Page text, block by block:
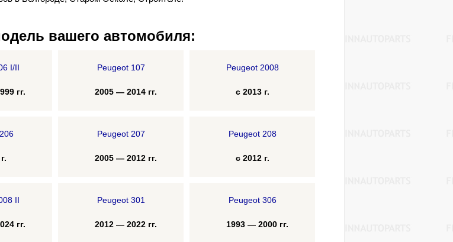
вашего автомобиля:
I/II
гг.
Peugeot 107
2005 — 2014 гг.
Peugeot 2008
с 2013 г.
Peugeot 207
2005 — 2012 гг.
Peugeot 208
с 2012 г.
II
гг.
Peugeot 301
2012 — 2022 гг.
Peugeot 306
1993 — 2000 гг.